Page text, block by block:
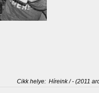
Cikk helye:Híreink / - (2011